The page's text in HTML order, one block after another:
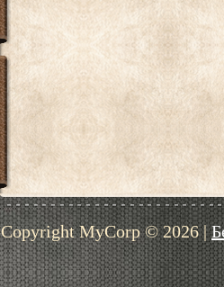
Copyright MyCorp © 2026|